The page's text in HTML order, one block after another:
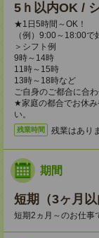
5ｈ以内OK /
★1日5時間～OK！
（例）9:00～18:00で
＞シフト例
9時～14時
11時～15時
13時～18時など
ご自身のご都合に合
★家庭の都合でお休み
い。
残業時間 残業はあり
期間
短期（3ヶ月以
短期2ヵ月～のお仕